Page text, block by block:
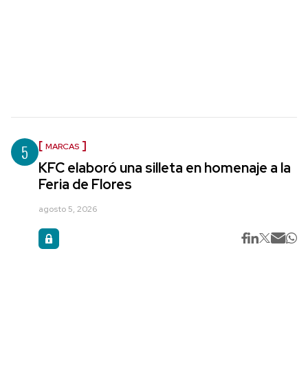
5 MARCAS
KFC elaboró una silleta en homenaje a la
Feria de Flores
agosto 5, 2026